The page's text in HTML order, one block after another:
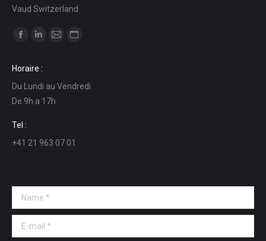
Vaud Switzerland
Find us on:
opens
in
new
window
opens
in
new
in
in
Horaire :
Du Lundi au Vendredi
De 9h a 17h
Tel :
+41 21 963 07 01
Name *
E-mail *